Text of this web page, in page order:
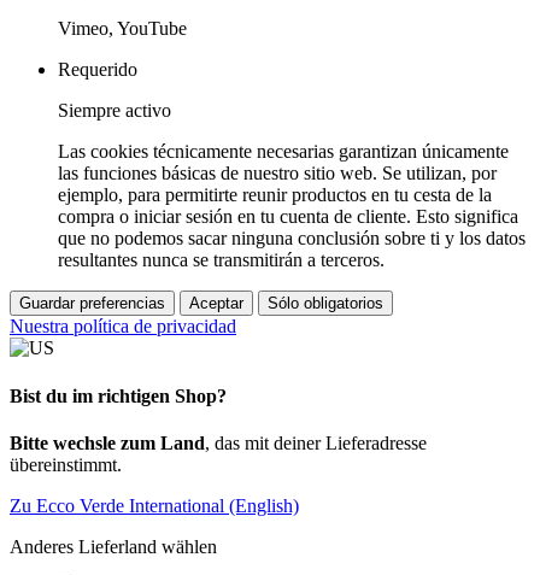
Vimeo, YouTube
Requerido
Siempre activo
Las cookies técnicamente necesarias garantizan únicamente
las funciones básicas de nuestro sitio web. Se utilizan, por
ejemplo, para permitirte reunir productos en tu cesta de la
compra o iniciar sesión en tu cuenta de cliente. Esto significa
que no podemos sacar ninguna conclusión sobre ti y los datos
resultantes nunca se transmitirán a terceros.
Guardar preferencias Aceptar Sólo obligatorios
Nuestra política de privacidad
Bist du im richtigen Shop?
Bitte wechsle zum Land, das mit deiner Lieferadresse
übereinstimmt.
Zu Ecco Verde International (English)
Anderes Lieferland wählen